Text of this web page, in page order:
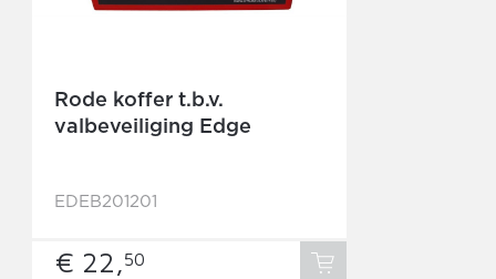
Rode koffer t.b.v.
valbeveiliging Edge
EDEB201201
€ 22,50